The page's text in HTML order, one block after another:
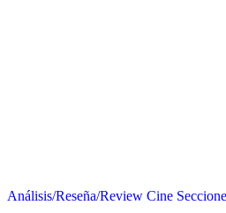
Análisis/Reseña/Review Cine